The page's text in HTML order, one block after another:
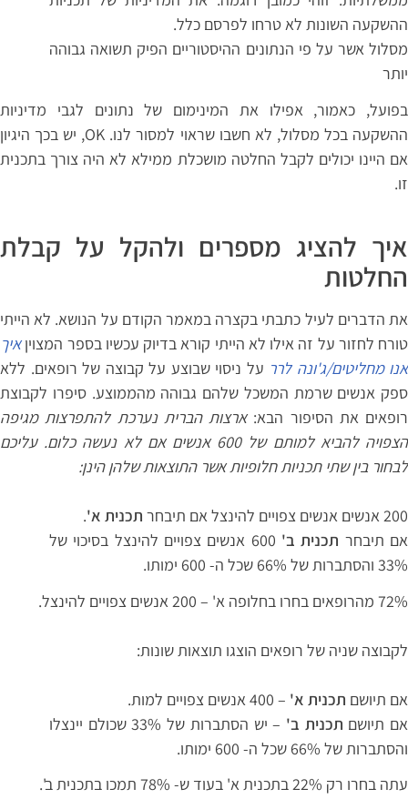
ההשקעה השונות לא טרחו לפרסם כלל.
מסלול אשר על פי הנתונים ההיסטוריים הפיק תשואה גבוהה
יותר
בפועל, כאמור, אפילו את המינימום של נתונים לגבי מדיניות
ההשקעה בכל מסלול, לא חשבו שראוי למסור לנו. OK, יש בכך היגיון
אם היינו יכולים לקבל החלטה מושכלת ממילא לא היה צורך בתכנית
זו.
איך להציג מספרים ולהקל על קבלת
החלטות
את הדברים לעיל כתבתי בקצרה במאמר הקודם על הנושא. לא הייתי
טורח לחזור על זה אילו לא הייתי קורא בדיוק עכשיו בספר המצויןאיך
אנו מחליטים/ג'ונה לרר על ניסוי שבוצע על קבוצה של רופאים. ללא
ספק אנשים שרמת המשכל שלהם גבוהה מהממוצע. סיפרו לקבוצת
רופאים את הסיפור הבא:ארצות הברית נערכת להתפרצות מגיפה
הצפויה להביא למותם של 600 אנשים אם לא נעשה כלום. עליכם
לבחור בין שתי תכניות חלופיות אשר התוצאות שלהן הינן:
200 אנשים אנשים צפויים להינצל אם תיבחר תכנית א'.
אם תיבחר תכנית ב'
600 אנשים צפויים להינצל בסיכוי של
33% והסתברות של 66% שכל ה- 600 ימותו.
72% מהרופאים בחרו בחלופה א' – 200 אנשים צפויים להינצל.
לקבוצה שניה של רופאים הוצגו תוצאות שונות:
אם תיושם תכנית א' – 400 אנשים צפויים למות.
אם תיושם תכנית ב'
– יש הסתברות של 33% שכולם יינצלו
והסתברות של 66% שכל ה- 600 ימותו.
עתה בחרו רק 22% בתכנית א' בעוד ש- 78% תמכו בתכנית ב'.